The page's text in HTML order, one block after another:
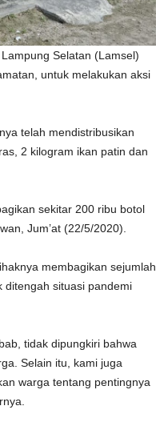
Selatan (Lamsel)
untuk melakukan aksi
telah mendistribusikan
2 kilogram ikan patin dan
sekitar 200 ribu botol
Jum’at (22/5/2020).
membagikan sejumlah
ditengah situasi pandemi
tidak dipungkiri bahwa
Selain itu, kami juga
warga tentang pentingnya